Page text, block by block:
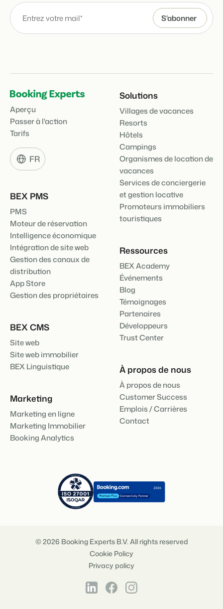
Aperçu
Passer à l'action
Tarifs
FR
BEX PMS
PMS
Moteur de réservation
Intelligence économique
Intégration de site web
Gestion des canaux de
distribution
App Store
Gestion des propriétaires
BEX CMS
Site web
Site web immobilier
BEX Linguistique
Marketing
Marketing en ligne
Marketing Immobilier
Booking Analytics
Solutions
Villages de vacances
Resorts
Hôtels
Campings
Organismes de location de
vacances
Services de conciergerie
et gestion locative
Promoteurs immobiliers
touristiques
Ressources
BEX Academy
Événements
Blog
Témoignages
Partenaires
Développeurs
Trust Center
À propos de nous
À propos de nous
Customer Success
Emplois / Carrières
Contact
© 2026 Booking Experts B.V. All rights reserved
Cookie Policy
Privacy policy